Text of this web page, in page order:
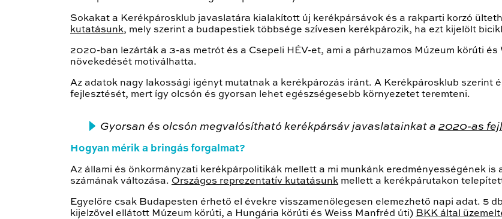
Sokakat a Kerékpárosklub javaslatára kialakított új kerékpársávok és a rakparti korzó
kutatásunk, mely szerint a budapestiek többsége szívesen kerékpározik, ha ezt kijelölt
2020-ban lezárták a 3-as metrót és a Csepeli HÉV-et, ami a párhuzamos Múzeum körúti
növekedését motiválhatta.
Az adatok nagy lakossági igényt mutatnak a kerékpározás iránt. A Kerékpárosklub szerint
fejlesztését, mert így olcsón és gyorsan lehet egészségesebb környezetet teremteni.
Gyorsan és olcsón megvalósítható kerékpársáv javaslatainkat a 2020-as
Hogyan mérik a bringás forgalmat?
Az állami és önkormányzati kerékpárpolitikák mellett a mi munkánk eredményességének is
számának változása. Országos reprezentatív kutatásunk mellett a kerékpárutakon
Egyelőre csak Budapesten érhető el évekre visszamenőlegesen elemezhető napi adat. 5
kijelzővel ellátott Múzeum körúti, a Hungária körúti és Weiss Manfréd úti) BKK által